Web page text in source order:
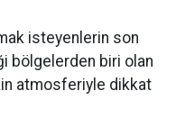
isteyenlerin son
bölgelerden biri olan
atmosferiyle dikkat